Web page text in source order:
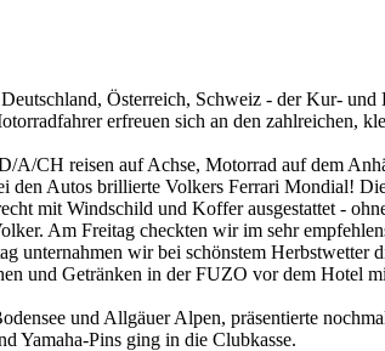
Österreich, Schweiz - der Kur-
erfreuen sich an den zahlreichen,
CH reisen auf Achse, Motorrad auf dem
Autos brillierte Volkers Ferrari Mondial!
mit Windschild und Koffer ausgestattet -
Am Freitag checkten wir im sehr
unternahmen wir bei schönstem Herbstwetter
und Getränken in der FUZO vor dem Hotel
und Allgäuer Alpen, präsentierte
Yamaha-Pins ging in die Clubkasse.